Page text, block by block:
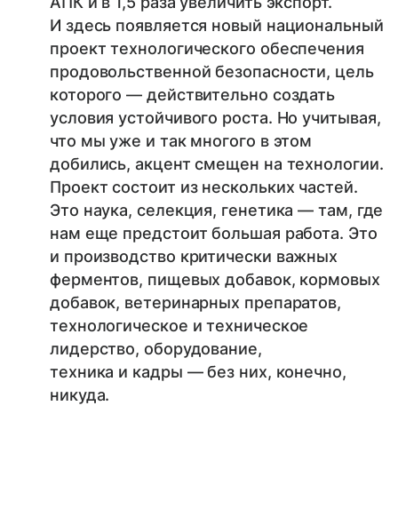
И здесь появляется новый национальный
проект технологического обеспечения
продовольственной безопасности, цель
которого — действительно создать
условия устойчивого роста. Но учитывая,
что мы уже и так многого в этом
добились, акцент смещен на технологии.
Проект состоит из нескольких частей.
Это наука, селекция, генетика — там, где
нам еще предстоит большая работа. Это
и производство критически важных
ферментов, пищевых добавок, кормовых
добавок, ветеринарных препаратов,
технологическое и техническое
лидерство, оборудование,
техника и кадры — без них, конечно,
никуда.